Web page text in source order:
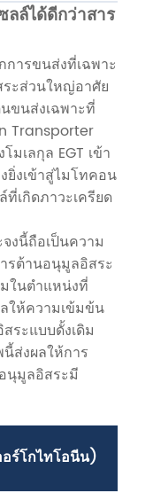
ลล์ได้ดีกว่าสาร
ารขนส่งที่เฉพาะ
ะส่วนใหญ่อาศัย
ขนส่งเฉพาะที่
Transporter
เลกุล EGT เข้า
ยิ่งเข้าสู่ไมโทคอน
ที่เกิดภาวะเครียด
งนี้ถือเป็นความ
รต้านอนุมูลอิสระ
ในตำแหน่งที่
ให้ความเข้มข้น
ระแบบดั้งเดิม
ส่งผลให้การ
นุมูลอิสระมี
ร์โกไทโอนีน)